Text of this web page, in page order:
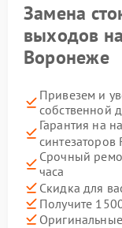
Замена
выходов
Воронеже
Привезем и
собственной
Гарантия на
Срочный
часа
Скидка для
Получите